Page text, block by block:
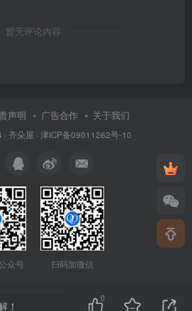
暂无评论内容
声明 广告合作 关于我们
齐朵屋 · 津ICP备09011262号-10
众号 扫码加微信
！
0